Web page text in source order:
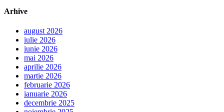
Arhive
august 2026
iulie 2026
iunie 2026
mai 2026
aprilie 2026
martie 2026
februarie 2026
ianuarie 2026
decembrie 2025